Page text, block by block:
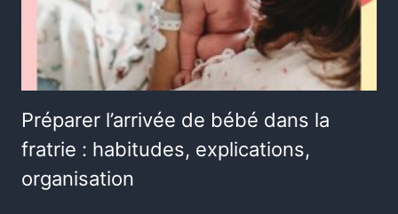
Préparer l’arrivée de bébé dans la
fratrie : habitudes, explications,
organisation